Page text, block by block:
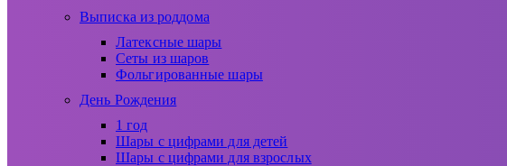
Выписка из роддома
Латексные шары
Сеты из шаров
Фольгированные шары
День Рождения
1 год
Шары с цифрами для детей
Шары с цифрами для взрослых